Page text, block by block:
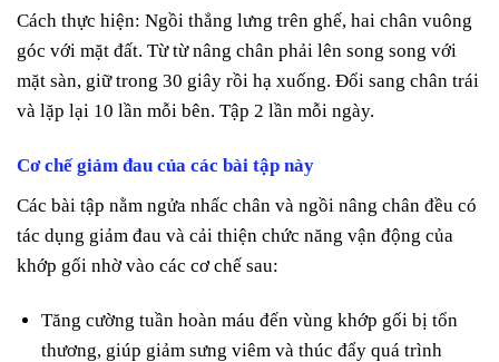
Cách thực hiện: Ngồi thẳng lưng trên ghế, hai chân vuông
góc với mặt đất. Từ từ nâng chân phải lên song song với
mặt sàn, giữ trong 30 giây rồi hạ xuống. Đổi sang chân trái
và lặp lại 10 lần mỗi bên. Tập 2 lần mỗi ngày.
Cơ chế giảm đau của các bài tập này
Các bài tập nằm ngửa nhấc chân và ngồi nâng chân đều có
tác dụng giảm đau và cải thiện chức năng vận động của
khớp gối nhờ vào các cơ chế sau:
Tăng cường tuần hoàn máu đến vùng khớp gối bị tổn
thương, giúp giảm sưng viêm và thúc đẩy quá trình